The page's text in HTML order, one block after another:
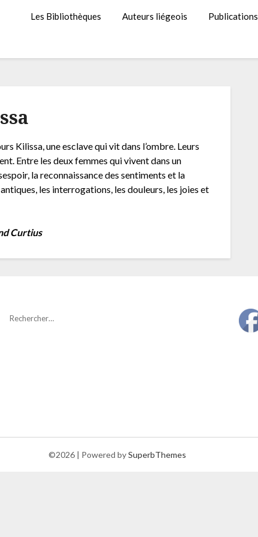
Les Bibliothèques Auteurs liégeois Publications
Kilissa, une esclave qui vit dans l’ombre. Leurs
Entre les deux femmes qui vivent dans un
la reconnaissance des sentiments et la
les interrogations, les douleurs, les joies et
Curtius
©2026 | Powered bySuperbThemes